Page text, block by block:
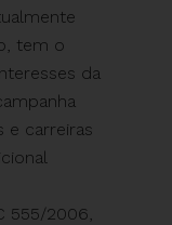
tem o
da
e carreiras
555/2006,